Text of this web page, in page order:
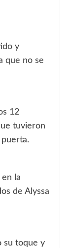
y
que no se
12
tuvieron
la
de Alyssa
su toque y